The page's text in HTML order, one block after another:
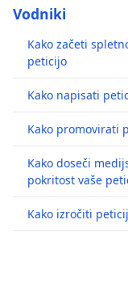
Vodniki
Kako začeti
peticijo
Kako napisati
Kako promovirati
Kako doseči
pokritost vaše
Kako izročiti